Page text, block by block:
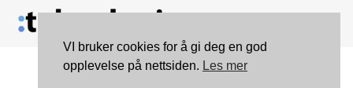
VI bruker cookies for å gi deg en god
opplevelse på nettsiden. Les mer